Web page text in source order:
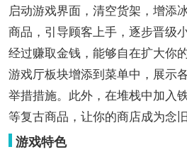
启动游戏界面，清空货架，增添
商品，引导顾客上手，逐步晋级
经过赚取金钱，能够自在扩大你
游戏厅板块增添到菜单中，展示
举措措施。此外，在堆栈中加入
等复古商品，让你的商店成为念
游戏特色